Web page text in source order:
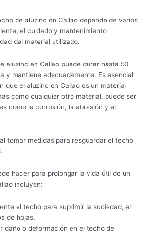
de aluzinc en Callao depende de varios
el cuidado y mantenimiento
del material utilizado.
aluzinc en Callao puede durar hasta 50
y mantiene adecuadamente. Es esencial
que el aluzinc en Callao es un material
como cualquier otro material, puede ser
como la corrosión, la abrasión y el
tomar medidas para resguardar el techo
hacer para prolongar la vida útil de un
incluyen:
el techo para suprimir la suciedad, el
de hojas.
daño o deformación en el techo de